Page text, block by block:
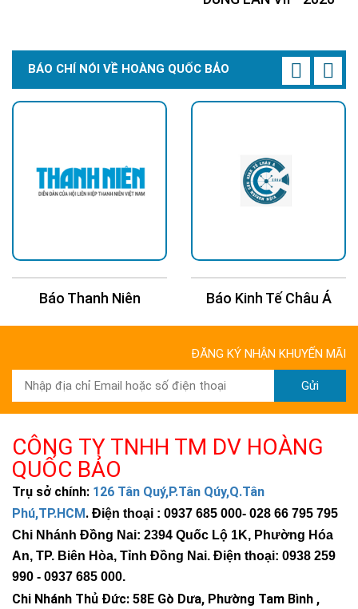
BÁO CHÍ NÓI VỀ HOÀNG QUỐC BẢO
Báo Thanh Niên Báo Kinh Tế Châu Á
ĐĂNG KÝ NHẬN KHUYẾN MÃI
Gửi
CÔNG TY TNHH TM DV HOÀNG
QUỐC BẢO
Trụ sở chính: 126 Tân Quý,P.Tân Qúy,Q.Tân
Phú,TP.HCM. Điện thoại : 0937 685 000- 028 66 795 795
Chi Nhánh Đồng Nai: 2394 Quốc Lộ 1K, Phường Hóa
An, TP. Biên Hòa, Tỉnh Đồng Nai. Điện thoại: 0938 259
990 - 0937 685 000.
Chi Nhánh Thủ Đức: 58E Gò Dưa, Phường Tam Bình ,